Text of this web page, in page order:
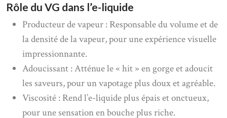
Rôle du VG dans l’e-liquide
Producteur de vapeur : Responsable du volume et de
la densité de la vapeur, pour une expérience visuelle
impressionnante.
Adoucissant : Atténue le « hit » en gorge et adoucit
les saveurs, pour un vapotage plus doux et agréable.
Viscosité : Rend l’e-liquide plus épais et onctueux,
pour une sensation en bouche plus riche.